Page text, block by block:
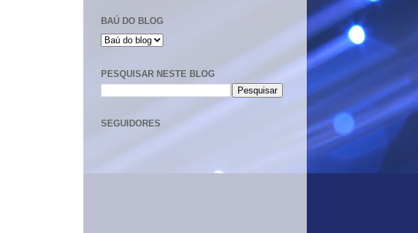
BAÚ DO BLOG
PESQUISAR NESTE BLOG
SEGUIDORES